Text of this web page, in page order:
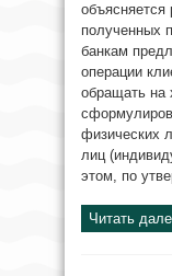
полученных
банкам
операции
обращать на
физических
лиц
этом, по
Читать